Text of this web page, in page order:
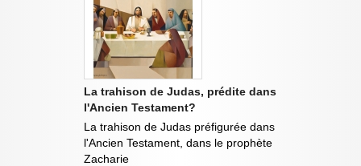
La trahison de Judas, prédite dans
l'Ancien Testament?
La trahison de Judas préfigurée dans
l'Ancien Testament, dans le prophète
Zacharie